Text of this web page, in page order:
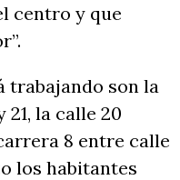
centro y que
trabajando son la
la calle 20
8 entre calle
los habitantes